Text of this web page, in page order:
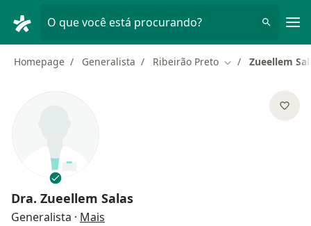
O que você está procurando?
Homepage Generalista Ribeirão Preto Mudar de cidade
Zueellem
Dra. Zueellem Salas
Generalista · Mais